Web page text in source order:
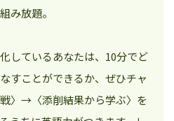
み放題。
しているあなたは、10分でど
すことができるか、ぜひチャ
〉→〈添削結果から学ぶ〉を